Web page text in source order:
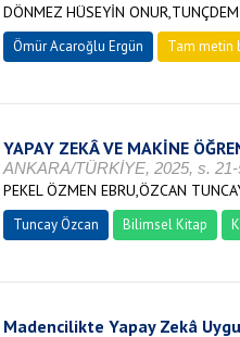
DÖNMEZ HÜSEYİN
Ömür Acaroğlu Ergün Tam metin
YAPAY ZEKÂ VE MAKİNE
ANKARA/TÜRKİYE, 2025, s. 21-
PEKEL ÖZMEN EBRU,ÖZCAN
Tuncay Özcan Bilimsel Kitap
Madencilikte Yapay Zekâ